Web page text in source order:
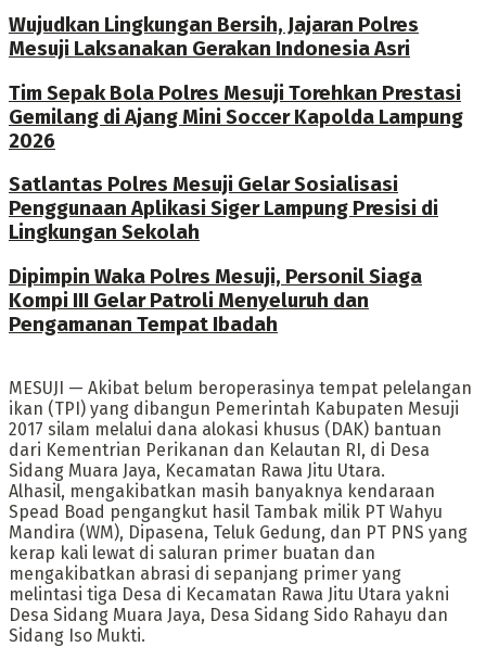
Wujudkan Lingkungan Bersih, Jajaran Polres
Mesuji Laksanakan Gerakan Indonesia Asri
Tim Sepak Bola Polres Mesuji Torehkan Prestasi
Gemilang di Ajang Mini Soccer Kapolda Lampung
2026
Satlantas Polres Mesuji Gelar Sosialisasi
Penggunaan Aplikasi Siger Lampung Presisi di
Lingkungan Sekolah
Dipimpin Waka Polres Mesuji, Personil Siaga
Kompi III Gelar Patroli Menyeluruh dan
Pengamanan Tempat Ibadah
MESUJI — Akibat belum beroperasinya tempat pelelangan
ikan (TPI) yang dibangun Pemerintah Kabupaten Mesuji
2017 silam melalui dana alokasi khusus (DAK) bantuan
dari Kementrian Perikanan dan Kelautan RI, di Desa
Sidang Muara Jaya, Kecamatan Rawa Jitu Utara.
Alhasil, mengakibatkan masih banyaknya kendaraan
Spead Boad pengangkut hasil Tambak milik PT Wahyu
Mandira (WM), Dipasena, Teluk Gedung, dan PT PNS yang
kerap kali lewat di saluran primer buatan dan
mengakibatkan abrasi di sepanjang primer yang
melintasi tiga Desa di Kecamatan Rawa Jitu Utara yakni
Desa Sidang Muara Jaya, Desa Sidang Sido Rahayu dan
Sidang Iso Mukti.